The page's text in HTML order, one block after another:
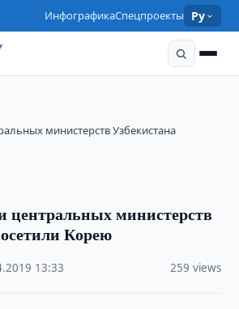
ИнфографикаСпецпроекты Ру
министерств Узбекистана
центральных министерств
Корею
13:33 259 views